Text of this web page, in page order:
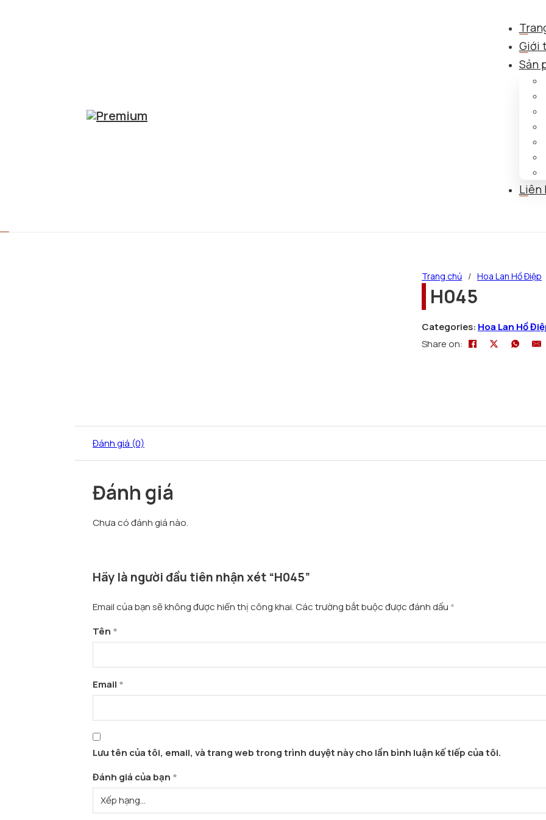
Giới
Sản
Liên
Trang chủ / Hoa Lan Hồ Điệp
H045
Categories: Hoa Lan Hồ
Share on:
Đánh giá (0)
Đánh giá
Chưa có đánh giá nào.
Hãy là người đầu tiên nhận xét “H045”
Email của bạn sẽ không được hiển thị công khai.Các trường bắt buộc được đánh dấu *
Tên *
Email *
Lưu tên của tôi, email, và trang web trong trình duyệt này cho lần bình luận kế tiếp của tôi.
Đánh giá của bạn *